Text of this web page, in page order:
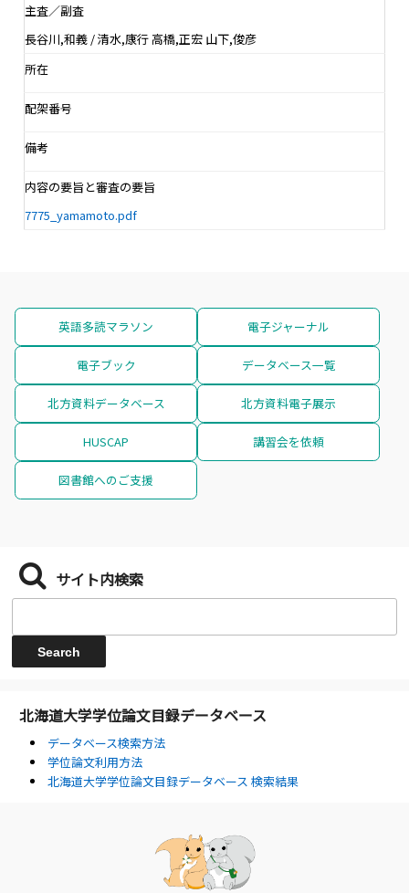
主査／副査
長谷川,和義 / 清水,康行 高橋,正宏 山下,俊彦
所在
配架番号
備考
内容の要旨と審査の要旨
7775_yamamoto.pdf
英語多読マラソン 電子ジャーナル
電子ブック データベース一覧
北方資料データベース 北方資料電子展示
HUSCAP 講習会を依頼
図書館へのご支援
サイト内検索
北海道大学学位論文目録データベース
データベース検索方法
学位論文利用方法
北海道大学学位論文目録データベース 検索結果